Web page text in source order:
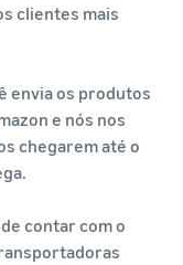
clientes mais
envia os produtos
e nós nos
chegarem até o
contar com o